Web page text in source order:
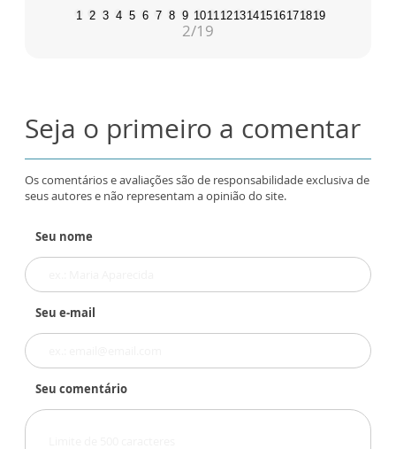
1 2 3 4 5 6 7 8 9 10111213141516171819
2/19
Seja o primeiro a comentar
Os comentários e avaliações são de responsabilidade exclusiva de
seus autores e não representam a opinião do site.
Seu nome
Seu e-mail
Seu comentário